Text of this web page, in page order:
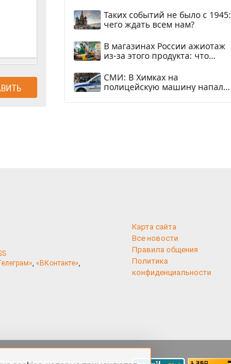
Таких событий не было с 1945:
чего ждать всем нам?
В магазинах России ажиотаж
из-за этого продукта: что
СМИ: В Химках на
полицейскую машину напали
, «ВКонтакте»,
Карта сайта
Все новости
Правила общения
Политика
конфиденциальности
нештатными
cookies, которые применяются